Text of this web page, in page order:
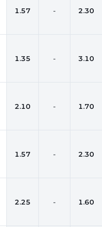
1.57 - 2.30
1.35 - 3.10
2.10 - 1.70
1.57 - 2.30
2.25 - 1.60